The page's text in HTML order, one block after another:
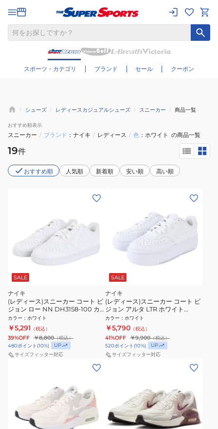
スポーツ・カテゴリ ブランド セール クーポン
さらに絞り込む
シューズ レディースカジュアルシューズ スニーカー 商品一覧
おすすめ順表示
スニーカー / ブランド ナイキ / レディース / 色 ホワイト の商品一覧
19件
おすすめ順 人気順 新着順 安い順 高い順
SALE
ナイキ
(レディース)スニーカー コート ビ
ジョン ロー NN DH3158-100 カ
ジュアル スポーツシューズ タウ
ン 通学 日常履き シンプル
カラー ： ホワイト
￥5,291 （税込）
39%OFF ￥8,800（税込）
480ポイント (10%)
UP
サイズフィッター対応
SALE
ナイキ
(レディース)スニーカー コート ビ
ジョン アルタ LTR ホワイト
DM0113-100 厚底 普段履き 通勤
通学
カラー ： ホワイト
￥5,790 （税込）
41%OFF ￥9,900（税込）
520ポイント (10%)
UP
サイズフィッター対応